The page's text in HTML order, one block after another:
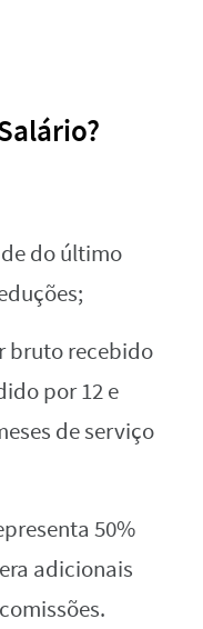
do último
bruto recebido
por 12 e
de serviço
50%
adicionais